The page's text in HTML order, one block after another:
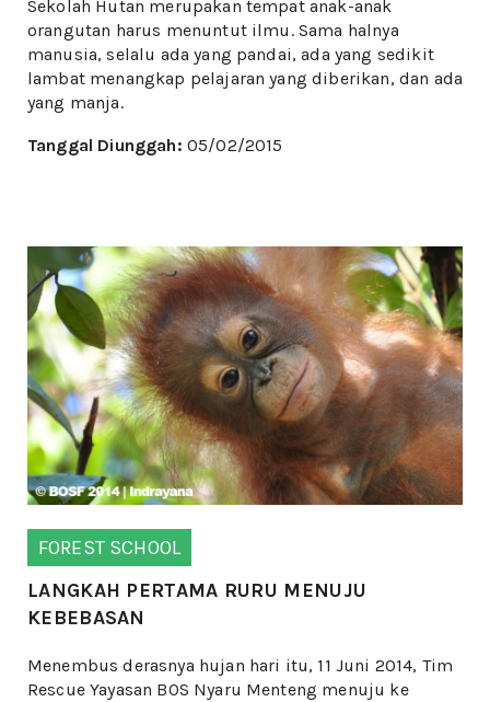
Sekolah Hutan merupakan tempat anak-anak
orangutan harus menuntut ilmu. Sama halnya
manusia, selalu ada yang pandai, ada yang sedikit
lambat menangkap pelajaran yang diberikan, dan ada
yang manja.
Tanggal Diunggah: 05/02/2015
FOREST SCHOOL
LANGKAH PERTAMA RURU MENUJU
KEBEBASAN
Menembus derasnya hujan hari itu, 11 Juni 2014, Tim
Rescue Yayasan BOS Nyaru Menteng menuju ke